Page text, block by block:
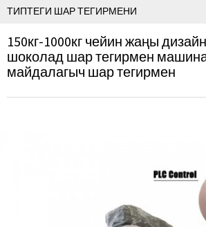
ТИПТЕГИ ШАР ТЕГИРМЕНИ
150кг-1000кг чейин жаңы
шоколад шар тегирмен
майдалагыч шар тегирмен